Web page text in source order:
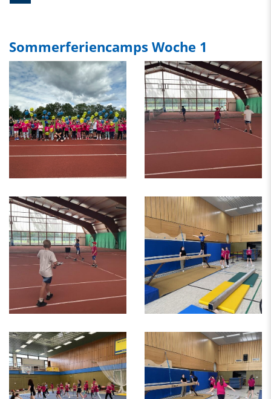
Sommerferiencamps Woche 1